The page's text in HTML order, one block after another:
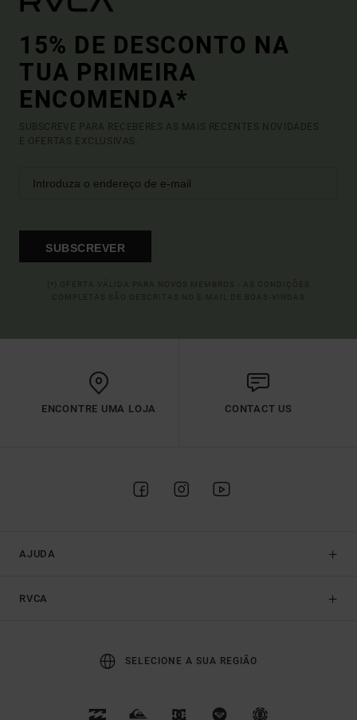
15% DE DESCONTO NA
TUA PRIMEIRA
ENCOMENDA*
SUBSCREVE PARA RECEBERES AS MAIS RECENTES NOVIDADES
E OFERTAS EXCLUSIVAS.
SUBSCREVER
ENCONTRE UMA LOJA CONTACT US
AJUDA
RVCA
SELECIONE A SUA REGIÃO